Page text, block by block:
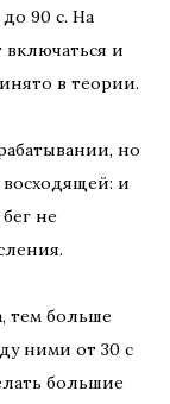
90 с. На
и
в теории.
но
и
не
тем больше
ними от 30 с
большие